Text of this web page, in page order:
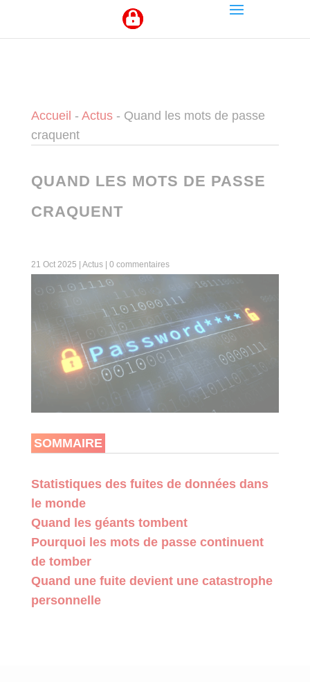
Accueil - Actus- Quand les mots de passe
craquent
QUAND LES MOTS DE PASSE
CRAQUENT
21 Oct 2025 Actus| 0 commentaires
SOMMAIRE
Statistiques des fuites de données dans
le monde
Quand les géants tombent
Pourquoi les mots de passe continuent
de tomber
Quand une fuite devient une catastrophe
personnelle
Panneau de gestion des cookies